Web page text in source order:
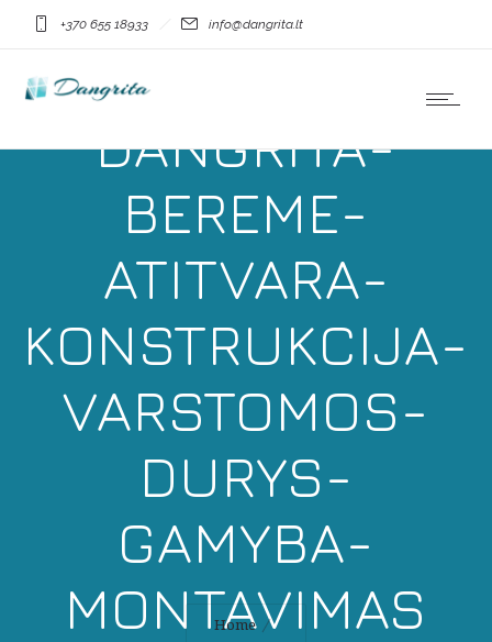
+370 655 18933 info@dangrita.lt
DANGRITA-
BEREME-
ATITVARA-
KONSTRUKCIJA-
VARSTOMOS-
DURYS-
GAMYBA-
MONTAVIMAS
Home